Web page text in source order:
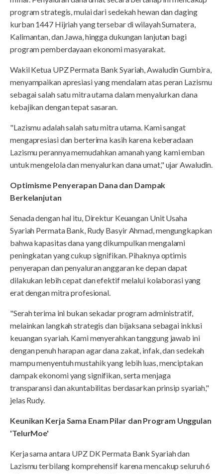
program strategis, mulai dari sedekah hewan dan daging
kurban 1447 Hijriah yang tersebar di wilayah Sumatera,
Kalimantan, dan Jawa, hingga dukungan lanjutan bagi
program pemberdayaan ekonomi masyarakat.
Wakil Ketua UPZ Permata Bank Syariah, Awaludin Gumbira,
menyampaikan apresiasi yang mendalam atas peran Lazismu
sebagai salah satu mitra utama dalam menyalurkan dana
kebajikan dengan tepat sasaran.
"Lazismu adalah salah satu mitra utama. Kami sangat
mengapresiasi dan berterima kasih karena keberadaan
Lazismu perannya memudahkan amanah yang kami emban
untuk mengelola dan menyalurkan dana umat," ujar Awaludin.
Optimisme Penyerapan Dana dan Dampak
Berkelanjutan
Senada dengan hal itu, Direktur Keuangan Unit Usaha
Syariah Permata Bank, Rudy Basyir Ahmad, mengungkapkan
bahwa kapasitas dana yang dikumpulkan mengalami
peningkatan yang cukup signifikan. Pihaknya optimis
penyerapan dan penyaluran anggaran ke depan dapat
dilakukan lebih cepat dan efektif melalui kolaborasi yang
erat dengan mitra profesional.
"Serah terima ini bukan sekadar program administratif,
melainkan langkah strategis dan bijaksana sebagai inklusi
keuangan syariah. Kami menyerahkan tanggung jawab ini
dengan penuh harapan agar dana zakat, infak, dan sedekah
mampu menyentuh mustahik yang lebih luas, menciptakan
dampak ekonomi yang signifikan, serta menjaga
transparansi dan akuntabilitas berdasarkan prinsip syariah,"
jelas Rudy.
Keunikan Kerja Sama Enam Pilar dan Program Unggulan
'TelurMoe'
Kerja sama antara UPZ DK Permata Bank Syariah dan
Lazismu terbilang komprehensif karena mencakup seluruh 6